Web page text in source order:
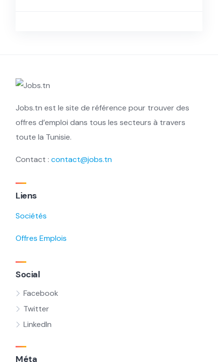
Jobs.tn est le site de référence pour trouver des
offres d’emploi dans tous les secteurs à travers
toute la Tunisie.
Contact : contact@jobs.tn
Liens
Sociétés
Offres Emplois
Social
Facebook
Twitter
LinkedIn
Méta